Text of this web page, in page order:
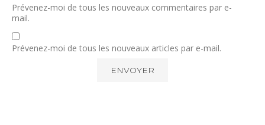
Prévenez-moi de tous les nouveaux commentaires par e-
mail.
Prévenez-moi de tous les nouveaux articles par e-mail.